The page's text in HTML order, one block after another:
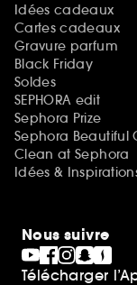
Idées cadeaux
Cartes cadeaux
Gravure parfum
Black Friday
Soldes
SEPHORA edit
Sephora Prize
Sephora Beautiful
Clean at Sephora
Idées &
Nous suivre
Télécharger